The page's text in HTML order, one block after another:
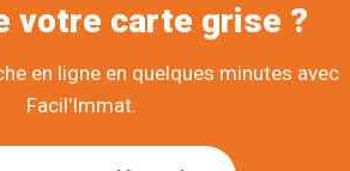
votre carte grise ?
en ligne en quelques minutes avec
Facil'Immat.